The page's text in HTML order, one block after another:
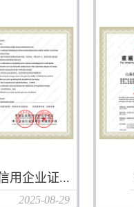
用企业证...
2025-08-29